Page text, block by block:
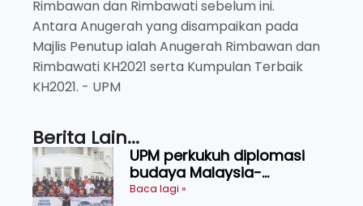
Rimbawan dan Rimbawati sebelum ini.
Antara Anugerah yang disampaikan pada
Majlis Penutup ialah Anugerah Rimbawan dan
Rimbawati KH2021 serta Kumpulan Terbaik
KH2021. - UPM
Berita Lain...
UPM perkukuh diplomasi
budaya Malaysia-
Indonesia melalui Narasi
Baca lagi »